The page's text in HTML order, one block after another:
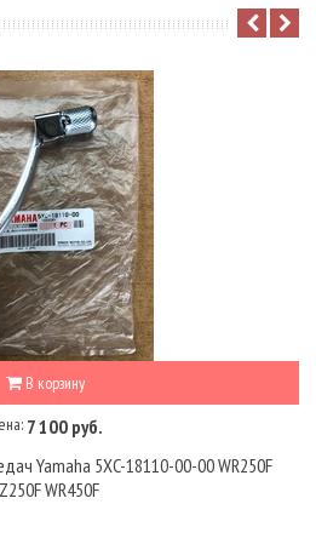
В корзину
7 100 руб.
Yamaha 5XC-18110-00-00 WR250F
WR450F